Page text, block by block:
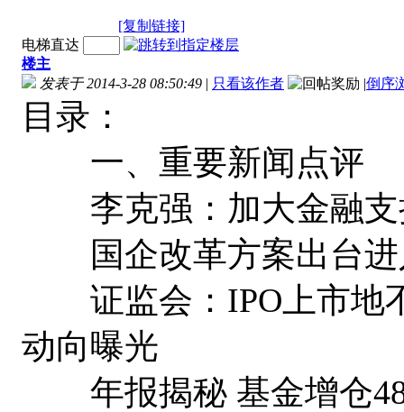
[复制链接]
电梯直达
楼主
发表于 2014-3-28 08:50:49 | 只看该作者 |倒序
目录：
一、重要新闻点评
李克强：加大金融支
国企改革方案出台进
证监会：IPO上市地
动向曝光
年报揭秘 基金增仓48